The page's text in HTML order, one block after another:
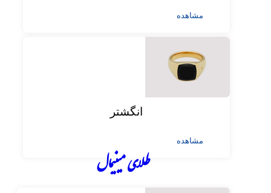
مشاهده
انگشتر
مشاهده
طلای مینیمال